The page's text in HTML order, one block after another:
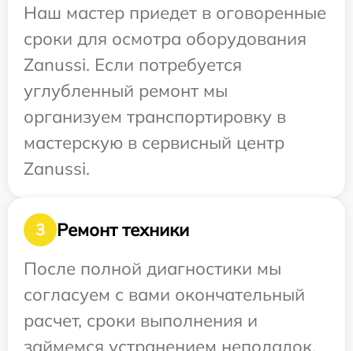
Наш мастер приедет в оговоренные
сроки для осмотра оборудования
Zanussi. Если потребуется
углубленный ремонт мы
организуем транспортировку в
мастерскую в сервисный центр
Zanussi.
3
Ремонт техники
После полной диагностики мы
согласуем с вами окончательный
расчет, сроки выполнения и
займемся устранением неполадок.